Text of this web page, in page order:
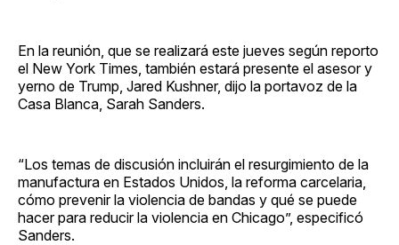
En la reunión, que se realizará este jueves según reporto
el New York Times, también estará presente el asesor y
yerno de Trump, Jared Kushner, dijo la portavoz de la
Casa Blanca, Sarah Sanders.
“Los temas de discusión incluirán el resurgimiento de la
manufactura en Estados Unidos, la reforma carcelaria,
cómo prevenir la violencia de bandas y qué se puede
hacer para reducir la violencia en Chicago”, especificó
Sanders.